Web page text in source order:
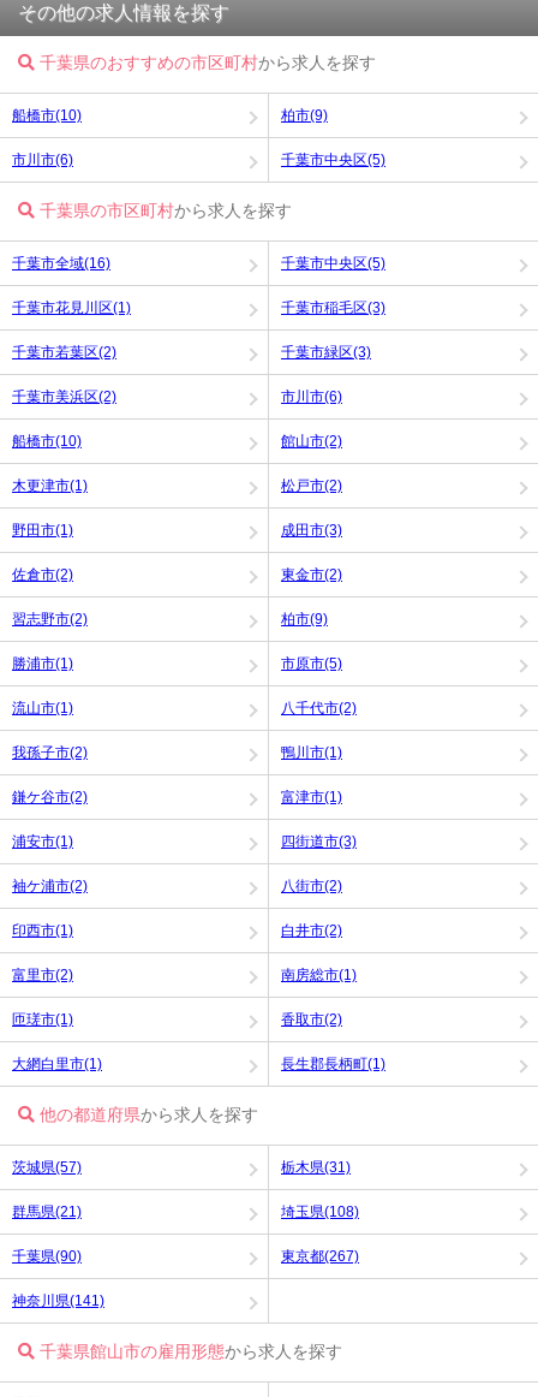
その他の求人情報を探す
千葉県のおすすめの市区町村から求人を探す
船橋市(10) 柏市(9)
市川市(6) 千葉市中央区(5)
千葉県の市区町村から求人を探す
千葉市全域(16) 千葉市中央区(5)
千葉市花見川区(1) 千葉市稲毛区(3)
千葉市若葉区(2) 千葉市緑区(3)
千葉市美浜区(2) 市川市(6)
船橋市(10) 館山市(2)
木更津市(1) 松戸市(2)
野田市(1) 成田市(3)
佐倉市(2) 東金市(2)
習志野市(2) 柏市(9)
勝浦市(1) 市原市(5)
流山市(1) 八千代市(2)
我孫子市(2) 鴨川市(1)
鎌ケ谷市(2) 富津市(1)
浦安市(1) 四街道市(3)
袖ケ浦市(2) 八街市(2)
印西市(1) 白井市(2)
富里市(2) 南房総市(1)
匝瑳市(1) 香取市(2)
大網白里市(1) 長生郡長柄町(1)
他の都道府県から求人を探す
茨城県(57) 栃木県(31)
群馬県(21) 埼玉県(108)
千葉県(90) 東京都(267)
神奈川県(141)
千葉県館山市の雇用形態から求人を探す